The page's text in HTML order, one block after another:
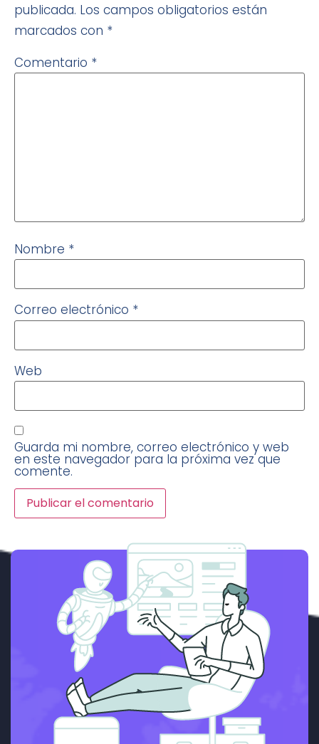
publicada. Los campos obligatorios están
marcados con *
Comentario *
Nombre *
Correo electrónico *
Web
Guarda mi nombre, correo electrónico y web
en este navegador para la próxima vez que
comente.